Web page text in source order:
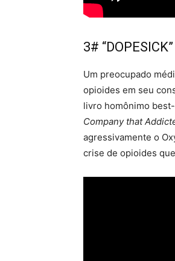
3# “DOPESICK”
Um preocupado
opioides em seu
livro homônimo
Company that
agressivamente o
crise de opioides